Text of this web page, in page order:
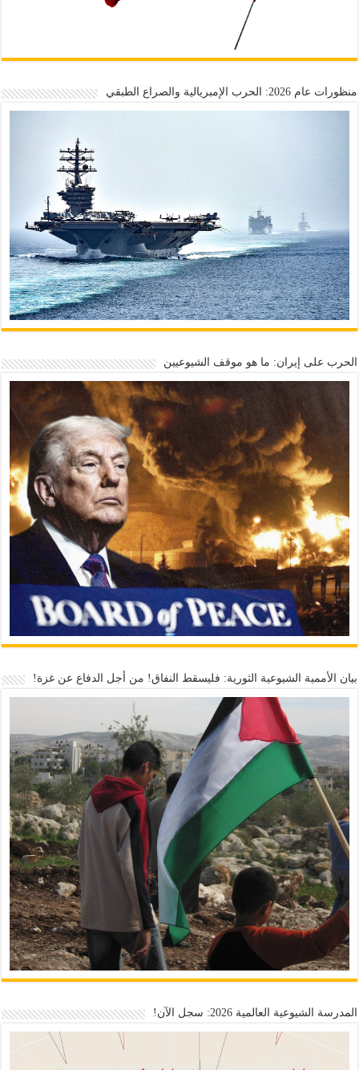
منظورات عام 2026: الحرب الإمبريالية والصراع الطبقي
الحرب على إيران: ما هو موقف الشيوعيين
بيان الأممية الشيوعية الثورية: فليسقط النفاق! من أجل الدفاع عن غزة!
المدرسة الشيوعية العالمية 2026: سجل الآن!